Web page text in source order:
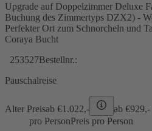
Upgrade auf Doppelzimmer Deluxe
Buchung des Zimmertyps DZX2) -
Perfekter Ort zum Schnorcheln und
Coraya Bucht
253527Bestellnr.:
Pauschalreise
Alter Preisab €1.022,- ab €929,-
pro PersonPreis pro Person